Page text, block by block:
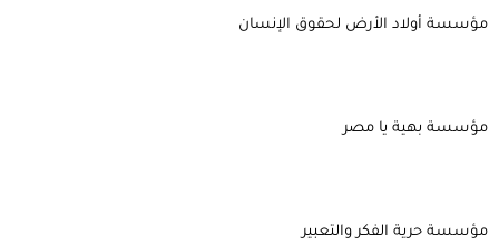
مؤسسة أولاد الأرض لحقوق الإنسان
مؤسسة بهية يا مصر
مؤسسة حرية الفكر والتعبير